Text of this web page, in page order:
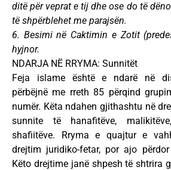
ditë për veprat e tij dhe ose do të
të shpërblehet me parajsën.
6. Besimi në Caktimin e Zotit
hyjnor.
NDARJA NË RRYMA: Sunnitët
Feja islame është e ndarë në
përbëjnë me rreth 85 përqind
numër. Këta ndahen gjithashtu në
sunnite të hanafitëve,
shafiitëve. Rryma e quajtur e
drejtim juridiko-fetar, por ajo
Këto drejtime janë shpesh të shtrira